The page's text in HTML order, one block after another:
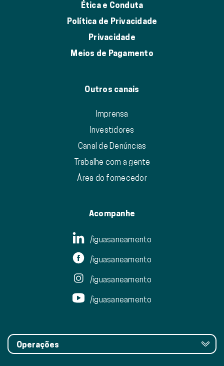
Ética e Conduta
Política de Privacidade
Privacidade
Meios de Pagamento
Outros canais
Imprensa
Investidores
Canal de Denúncias
Trabalhe com a gente
Área do fornecedor
Acompanhe
/iguasaneamento
/iguasaneamento
/iguasaneamento
/iguasaneamento
Operações